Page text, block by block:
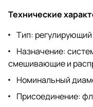
Технические
Тип:
Назначение:
смешивающие и
Номинальный
Присоединение: